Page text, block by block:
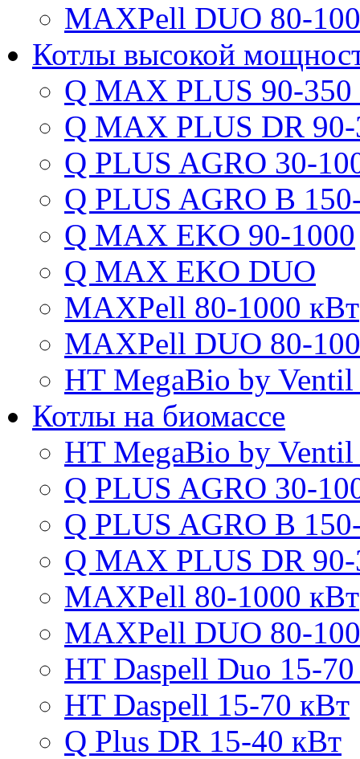
MAXPell DUO 80-
Котлы высокой
Q MAX PLUS 90-350
Q MAX PLUS DR
Q PLUS AGRO 30-
Q PLUS AGRO B
Q MAX EKO 90-1000
Q MAX EKO DUO
MAXPell 80-1000 кВт
MAXPell DUO 80-
HT MegaBio by
Котлы на биомассе
HT MegaBio by
Q PLUS AGRO 30-
Q PLUS AGRO B
Q MAX PLUS DR
MAXPell 80-1000 кВт
MAXPell DUO 80-
HT Daspell Duo 15-
HT Daspell 15-70 кВт
Q Plus DR 15-40 кВт